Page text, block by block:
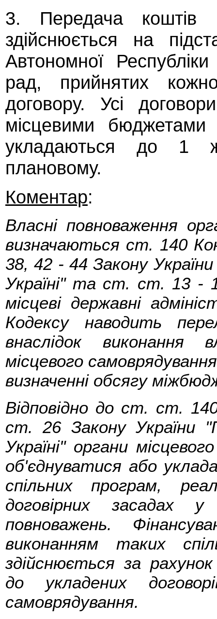
3. Передача коштів
здійснюється на
Автономної
рад, прийнятих
договору. Усі
місцевими бюджетами
укладаються до 1
плановому.
Коментар:
Власні повноваження
визначаються ст. 140
38, 42 - 44 Закону
Україні" та ст. ст. 13 -
місцеві державні
Кодексу наводить
внаслідок виконання
місцевого
визначенні обсягу
Відповідно до ст. ст.
ст. 26 Закону України
Україні" органи
об'єднуватися або
спільних програм,
договірних засадах
повноважень.
виконанням таких
здійснюється за
до укладених
самоврядування.